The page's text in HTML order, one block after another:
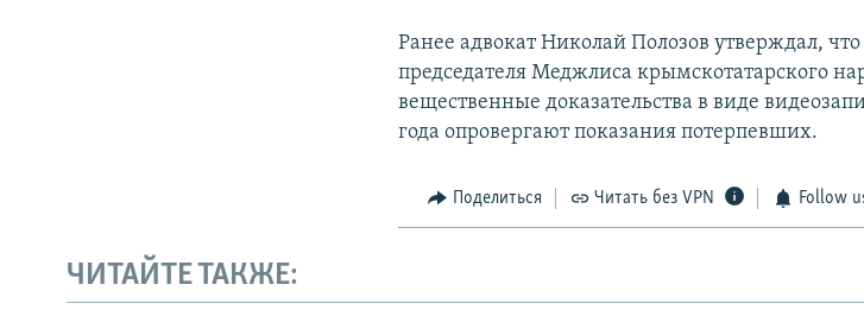
Ранее адвокат Николай Полозов утверждал, что
председателя Меджлиса крымскотатарского
вещественные доказательства в виде
года опровергают показания потерпевших.
Поделиться Читать без VPN Follow
ЧИТАЙТЕ ТАКЖЕ: